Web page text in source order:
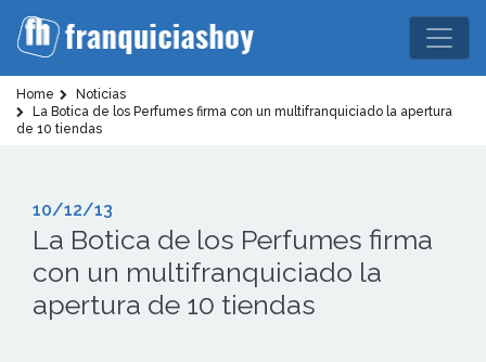
Home
Noticias
La Botica de los Perfumes firma con un multifranquiciado la apertura
de 10 tiendas
10/12/13
La Botica de los Perfumes firma
con un multifranquiciado la
apertura de 10 tiendas